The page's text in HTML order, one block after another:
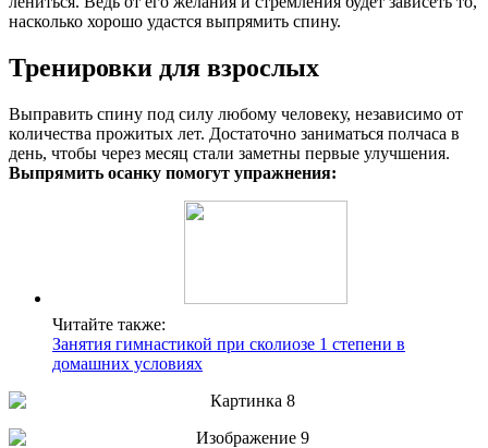
насколько хорошо удастся выпрямить спину.
Тренировки для взрослых
Выправить спину под силу любому человеку, независимо от
количества прожитых лет. Достаточно заниматься полчаса в
день, чтобы через месяц стали заметны первые улучшения.
Выпрямить осанку помогут упражнения:
Читайте также:
Занятия гимнастикой при сколиозе 1 степени в
домашних условиях